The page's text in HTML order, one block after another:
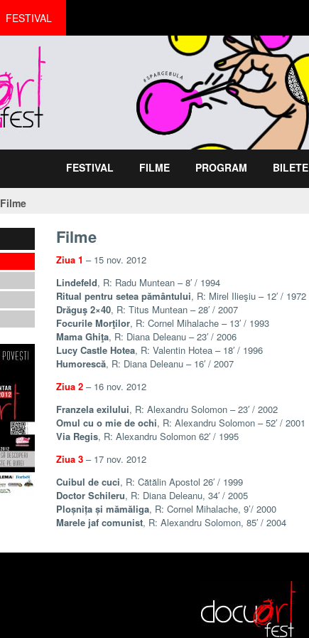
FESTIVAL
FESTIVAL FILME PROGRAM BILETE
Filme
Filme
Ziua 1 – 15 nov. 2012
Lindefeld, R: Radu Muntean – 8′ / 1994
Ritual pentru setea pământului, R: Mirel Ilieşiu – 12′ / 1972
Drăguş 2×40, R: Titus Muntean – 28′ / 2007
Focurile Morţilor, R: Cornel Mihalache – 13′ / 1993
Mama Ghiţa, R: Diana Deleanu – 23′ / 2006
Lucy Castle Hotea, R: Valentin Hotea – 18′ / 1996
Humorescă, R: Diana Deleanu – 16′ / 2007
Ziua 2 – 16 nov. 2012
Franzela exilului, R: Alexandru Solomon – 23′ / 2002
Omul cu o mie de ochi, R: Alexandru Solomon – 52′ / 2001
Via Regis, R: Alexandru Solomon 62′ / 1995
Ziua 3 – 17 nov. 2012
Cuibul de cuci, R: Cătălin Apostol 26′ / 1999
Doctor Schileru, R: Diana Deleanu, 34′ / 2005
Ploșnița și mămăliga, R: Cornel Mihalache, 9’/ 2000
Marele jaf comunist, R: Alexandru Solomon, 85′ / 2004